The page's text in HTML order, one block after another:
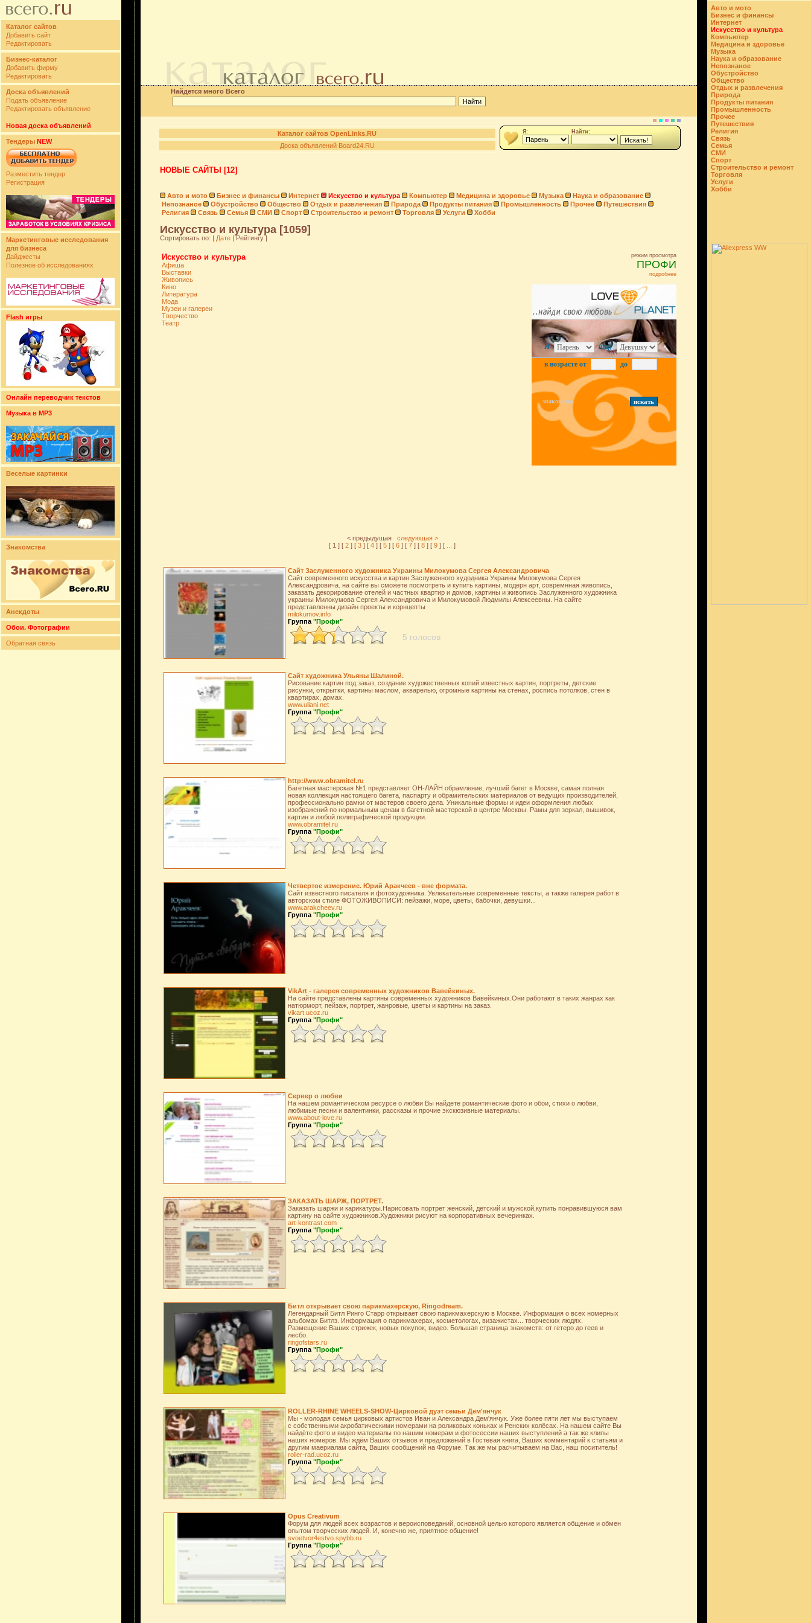
Каталог сайтов
Добавить сайт
Редактировать
Бизнес-каталог
Добавить фирму
Редактировать
Доска объявлений
Подать объявление
Редактировать объявление
Новая доска объявлений
Тендеры NEW
Разместить тендер
Регистрация
Маркетинговые исследования
для бизнеса
Дайджесты
Полезное об исследованиях
Flash игры
Онлайн переводчик текстов
Музыка в MP3
Веселые картинки
Знакомства
Анекдоты
Обои. Фотографии
Обратная связь
Авто и мото
Бизнес и финансы
Интернет
Искусство и культура
Компьютер
Медицина и здоровье
Музыка
Наука и образование
Непознаное
Обустройство
Общество
Отдых и развлечения
Природа
Продукты питания
Промышленность
Прочее
Путешествия
Религия
Связь
Семья
СМИ
Спорт
Строительство и ремонт
Торговля
Услуги
Хобби
Найдется много Всего
Каталог сайтов OpenLinks.RU
Доска объявлений Board24.RU
Я: Найти:
НОВЫЕ САЙТЫ [12]
Авто и мото Бизнес и финансы Интернет Искусство и культура Компьютер Медицина и здоровье Музыка
Наука и образование
Непознаное
Обустройство Общество Отдых и развлечения Природа Продукты питания Промышленность Прочее
Путешествия
Религия
Связь Семья СМИ Спорт Строительство и ремонт Торговля Услуги Хобби
Искусство и культура [1059]
Сортировать по: | Дате| Рейтингу |
Искусство и культура
Афиша
Выставки
Живопись
Кино
Литература
Мода
Музеи и галереи
Творчество
Театр
режим просмотра
ПРОФИ
подробнее
Я ищу
в возрасте от до
знакомства
< предыдущая следующая >
[ 1 ] [ 2 ] [ 3 ] [ 4 ] [ 5 ] [ 6 ] [ 7 ] [ 8 ] [ 9 ] [ ]
Сайт Заслуженного художника Украины Милокумова Сергея Александровича
Сайт современного искусства и картин Заслуженного худодника Украины Милокумова Сергея
Александровича. на сайте вы сможете посмотреть и купить картины, модерн арт, совремнная живопись,
заказать декорирование отелей и частных квартир и домов, картины и живопись Заслуженного художника
украины Милокумова Сергея Александровича и Милокумовой Людмилы Алексеевны. На сайте
представленны дизайн проекты и корнцепты
milokumov.info
Группа "Профи"
5 голосов
Сайт художника Ульяны Шалиной.
Рисование картин под заказ, создание художественных копий известных картин, портреты, детские
рисунки, открытки, картины маслом, акварелью, огромные картины на стенах, роспись потолков, стен в
квартирах, домах.
www.uliani.net
Группа "Профи"
http://www.obramitel.ru
Багетная мастерская №1 представляет ОН-ЛАЙН обрамление, лучший багет в Москве, самая полная
новая коллекция настоящего багета, паспарту и обрамительских материалов от ведущих производителей,
профессионально рамки от мастеров своего дела. Уникальные формы и идеи оформления любых
изображений по нормальным ценам в багетной мастерской в центре Москвы. Рамы для зеркал, вышивок,
картин и любой полиграфической продукции.
www.obramitel.ru
Группа "Профи"
Четвертое измерение. Юрий Аракчеев - вне формата.
Сайт известного писателя и фотохудожника. Увлекательные современные тексты, а также галерея работ в
авторском стиле ФОТОЖИВОПИСИ: пейзажи, море, цветы, бабочки, девушки...
www.arakcheev.ru
Группа "Профи"
VikArt - галерея современных художников Вавейкиных.
На сайте представлены картины современных художников Вавейкиных.Они работают в таких жанрах как
натюрморт, пейзаж, портрет, жанровые, цветы и картины на заказ.
vikart.ucoz.ru
Группа "Профи"
Сервер о любви
На нашем романтическом ресурсе о любви Вы найдете романтические фото и обои, стихи о любви,
любимые песни и валентинки, рассказы и прочие экскюзивные материалы.
www.about-love.ru
Группа "Профи"
ЗАКАЗАТЬ ШАРЖ, ПОРТРЕТ.
Заказать шаржи и карикатуры.Нарисовать портрет женский, детский и мужской,купить понравившуюся вам
картину на сайте художников.Художники рисуют на корпоративных вечеринках.
art-kontrast.com
Группа "Профи"
Битл открывает свою парикмахерскую, Ringodream.
Легендарный Битл Ринго Старр открывает свою парикмахерскую в Москве. Информация о всех номерных
альбомах Битлз. Информация о парикмахерах, косметологах, визажистах... творческих людях.
Размещение Ваших стрижек, новых покупок, видео. Большая страница знакомств: от гетеро до геев и
лесбо.
ringofstars.ru
Группа "Профи"
ROLLER-RHINE WHEELS-SHOW-Цирковой дуэт семьи Дем'янчук
Мы - молодая семья цирковых артистов Иван и Александра Дем'янчук. Уже более пяти лет мы выступаем
с собственными акробатическими номерами на роликовых коньках и Ренских колёсах. На нашем сайте Вы
найдёте фото и видео материалы по нашим номерам и фотосессии наших выступлений а так же клипы
наших номеров. Мы ждём Ваших отзывов и предложений в Гостевая книга, Ваших комментарий к статьям и
другим маериалам сайта, Ваших сообщений на Форуме. Так же мы расчитываем на Вас, наш посититель!
roller-rad.ucoz.ru
Группа "Профи"
Opus Creativum
Форум для людей всех возрастов и вероисповеданий, основной целью которого является общение и обмен
опытом творческих людей. И, конечно же, приятное общение!
svoetvor4estvo.spybb.ru
Группа "Профи"